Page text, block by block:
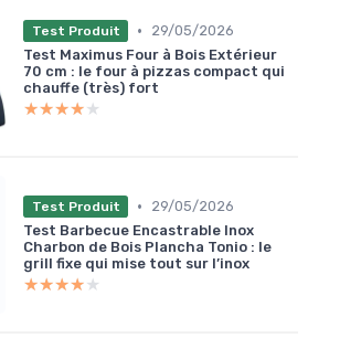
Test Produit •
29/05/2026
Test Maximus Four à Bois Extérieur
70 cm : le four à pizzas compact qui
chauffe (très) fort
★★★★★
★★★★★
Test Produit •
29/05/2026
Test Barbecue Encastrable Inox
Charbon de Bois Plancha Tonio : le
grill fixe qui mise tout sur l’inox
★★★★★
★★★★★